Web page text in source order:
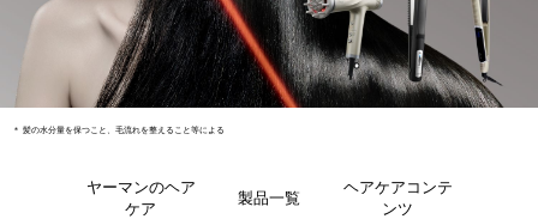
＊ 髪の水分量を保つこと、毛流れを整えること等による
ヤーマンのヘア
ケア
製品一覧
ヘアケアコンテ
ンツ